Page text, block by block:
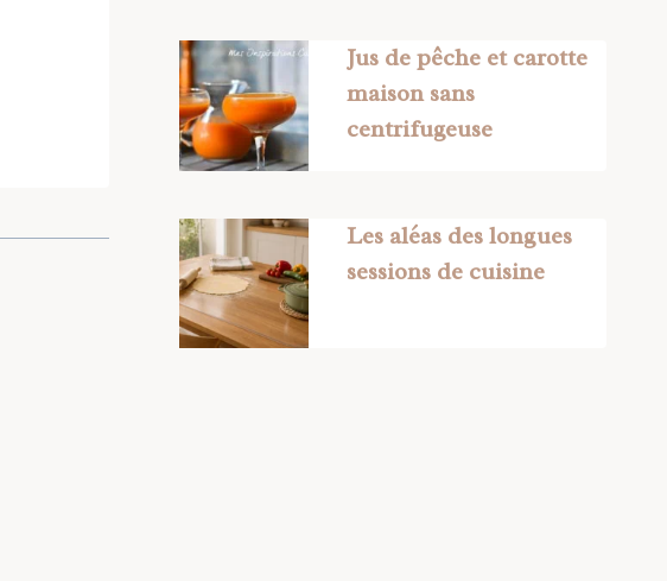
Jus de pêche et carotte
maison sans
centrifugeuse
Les aléas des longues
sessions de cuisine